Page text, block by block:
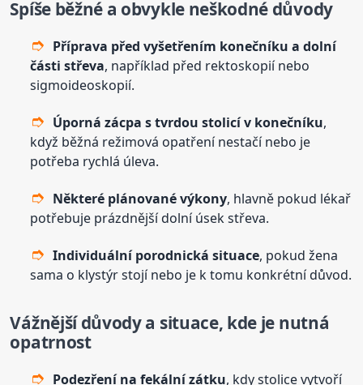
Spíše běžné a obvykle neškodné důvody
Příprava před vyšetřením konečníku a dolní
části střeva, například před rektoskopií nebo
sigmoideoskopií.
Úporná zácpa s tvrdou stolicí v konečníku,
když běžná režimová opatření nestačí nebo je
potřeba rychlá úleva.
Některé plánované výkony, hlavně pokud lékař
potřebuje prázdnější dolní úsek střeva.
Individuální porodnická situace, pokud žena
sama o klystýr stojí nebo je k tomu konkrétní důvod.
Vážnější důvody a situace, kde je nutná
opatrnost
Podezření na fekální zátku, kdy stolice vytvoří